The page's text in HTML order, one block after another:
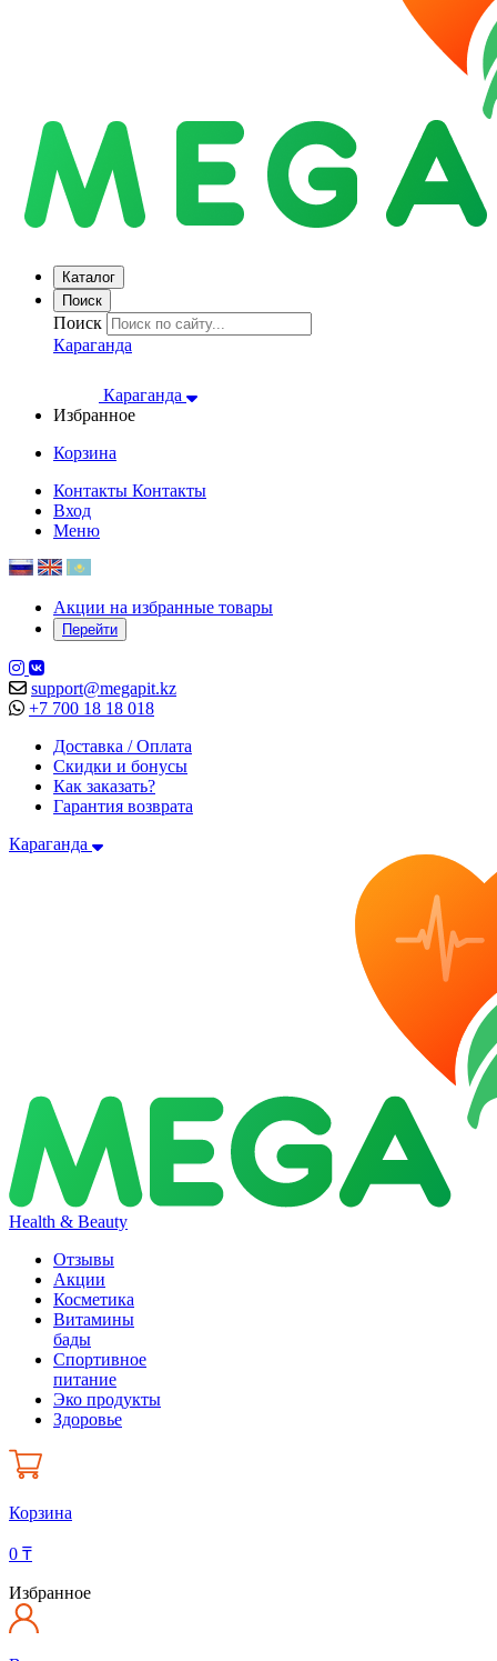
Каталог
Поиск
Поиск
Караганда
Караганда
Избранное
Корзина
Контакты Контакты
Вход
Меню
Акции на избранные товары
Перейти
support@megapit.kz
+7 700 18 18 018
Доставка / Оплата
Скидки и бонусы
Как заказать?
Гарантия возврата
Караганда
Health & Beauty
Отзывы
Акции
Косметика
Витамины
бады
Спортивное
питание
Эко продукты
Здоровье
Корзина
0 ₸
Избранное